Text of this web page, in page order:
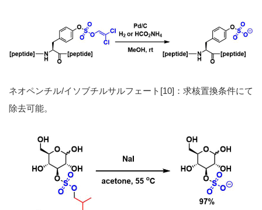
ネオペンチル/イソブチルサルフェート[10]：求核置換条件にて
除去可能。